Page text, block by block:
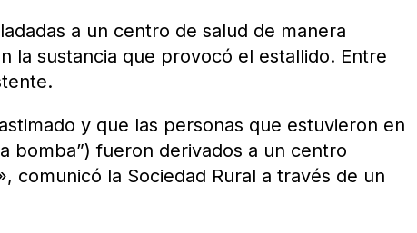
a un centro de salud de manera
la sustancia que provocó el estallido. Entre
y que las personas que estuvieron en
bomba”) fueron derivados a un centro
comunicó la Sociedad Rural a través de un